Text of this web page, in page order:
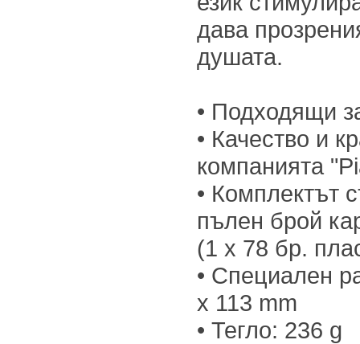
дава
душата.
• Подходящи
• Качество и
компанията
• Комплектът
пълен брой
(1 x 78 бр.
• Специален
x 113 mm
• Тегло: 236 g